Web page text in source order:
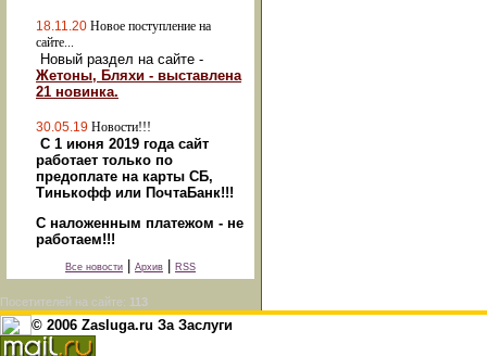
18.11.20 Новое поступление на
сайте...
Новый раздел на сайте -
Жетоны, Бляхи - выставлена
21 новинка.
30.05.19 Новости!!!
С 1 июня 2019 года сайт
работает только по
предоплате на карты СБ,
Тинькофф или ПочтаБанк!!!
С наложенным платежом - не
работаем!!!
Все новости Архив RSS
Посетителей на сайте: 113
© 2006 Zasluga.ru За Заслуги